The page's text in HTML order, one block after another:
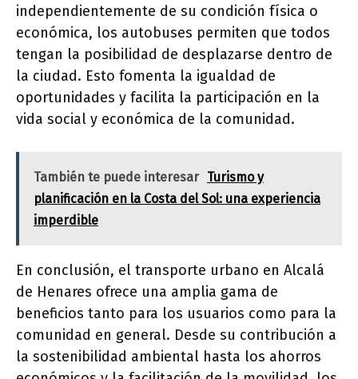
independientemente de su condición física o
económica, los autobuses permiten que todos
tengan la posibilidad de desplazarse dentro de
la ciudad. Esto fomenta la igualdad de
oportunidades y facilita la participación en la
vida social y económica de la comunidad.
También te puede interesar Turismo y
planificación en la Costa del Sol: una experiencia
imperdible
En conclusión, el transporte urbano en Alcalá
de Henares ofrece una amplia gama de
beneficios tanto para los usuarios como para la
comunidad en general. Desde su contribución a
la sostenibilidad ambiental hasta los ahorros